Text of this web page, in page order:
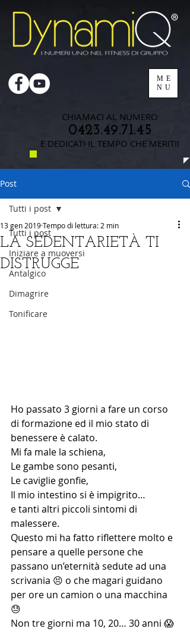
CHIAMACI AL NUMERO
0423.49.71.45
E DEDICATI IL TEMPO CHE MERITI!
ME
NU
Post
Tutti i post
Iniziare a muoversi
Antalgico
Dimagrire
Tonificare
Tutti i post
LA SEDENTARIETÀ TI
DISTRUGGE
13 gen 2019Tempo di lettura: 2 min
Ho passato 3 giorni a fare un corso
di formazione ed il mio stato di
benessere è calato.
Mi fa male la schiena,
Le gambe sono pesanti,
Le caviglie gonfie,
Il mio intestino si è impigrito…
e tanti altri piccoli sintomi di
malessere.
Questo mi ha fatto riflettere molto e
pensare a quelle persone che
passano un’eternità sedute ad una
scrivania 😣 o che magari guidano
per ore un camion o una macchina
😓
Non tre giorni ma 10, 20… 30 anni 😱